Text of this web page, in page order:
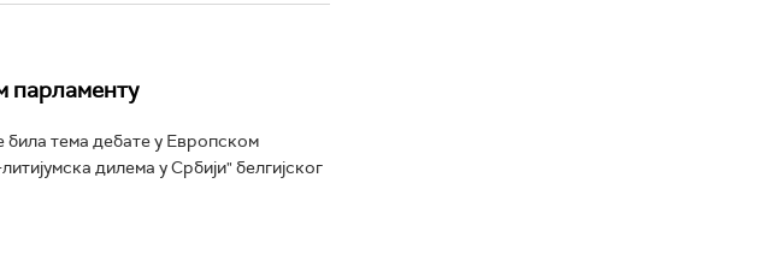
парламенту
била тема дебате у Европском
дилема у Србији" белгијског